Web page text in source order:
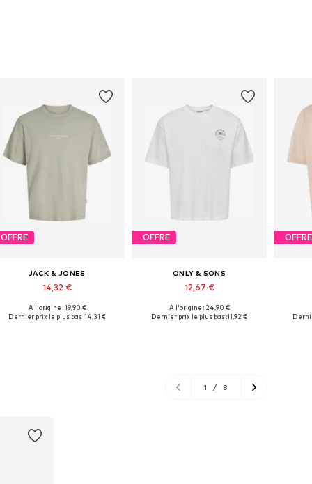
OFFRE
JACK & JONES
14,32 €
À l'origine : 19,90 €
Dernier prix le plus bas :14,31 €
OFFRE
ONLY & SONS
12,67 €
Tailles disponibles: S, M, L, XL
À l'origine : 24,90 €
Dernier prix le plus bas :11,92 €
OFFRE
1 / 8